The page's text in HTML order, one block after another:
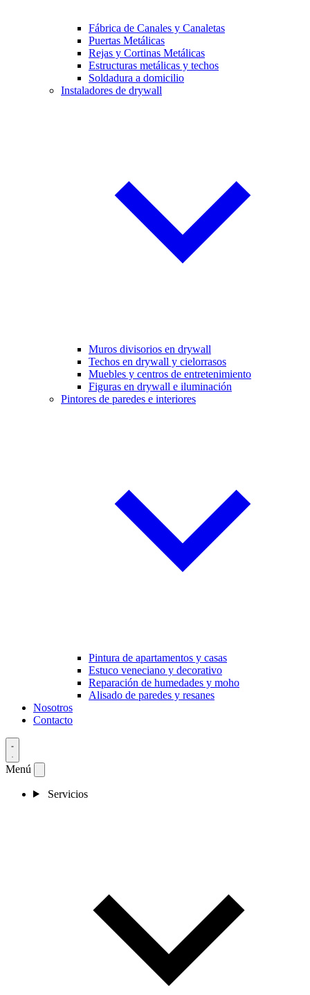
Fábrica de Canales y Canaletas
Puertas Metálicas
Rejas y Cortinas Metálicas
Estructuras metálicas y techos
Soldadura a domicilio
Instaladores de drywall
Muros divisorios en drywall
Techos en drywall y cielorrasos
Muebles y centros de entretenimiento
Figuras en drywall e iluminación
Pintores de paredes e interiores
Pintura de apartamentos y casas
Estuco veneciano y decorativo
Reparación de humedades y moho
Alisado de paredes y resanes
Nosotros
Contacto
Menú
Servicios